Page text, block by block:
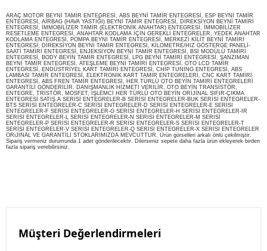
ARAÇ MOTOR BEYNİ TAMİR ENTEGRESİ, ABS BEYNİ TAMİR ENTEGRESİ, ESP BEYNİ TAMİR
ENTEGRESİ, AİRBAG (HAVA YASTIĞI) BEYNİ TAMİR ENTEGRESİ, DİREKSİYON BEYNİ TAMİRİ
ENTEGRESİ, İMMOBİLİZER TAMİR (ELEKTRONİK ANAHTAR) ENTEGRESİ, İMMOBİLİZER
RESETLEME ENTEGRESİ, ANAHTAR KODLAMA İÇİN GEREKLİ ENTEGRELER, YEDEK ANAHTAR
KODLAMA ENTEGRESİ, POMPA BEYNİ TAMİR ENTEGRESİ, MERKEZİ KİLİT BEYNİ TAMİRİ
ENTEGRESİ, DİREKSİYON BEYNİ TAMİR ENTEGRESİ, KİLOMETRE/HIZ GÖSTERGE PANELİ-
SAATİ TAMİRİ ENTEGRESİ, ENJEKSİYON BEYNİ TAMİR ENTEGRESİ, BSİ MODÜLÜ TAMİRİ
ENTEGRESİ, BODY BEYİN TAMİR ENTEGRESİ, LPG BEYNİ TAMİRİ ENTEGRESİ, ŞANZIMAN
BEYNİ TAMİR ENTEGRESİ, ATEŞLEME BEYNİ TAMİRİ ENTEGRESİ, OTO LCD TAMİR
ENTEGRESİ, ENDÜSTRİYEL KART TAMİRİ ENTEGRESİ, CHİP TUNİNG ENTEGRESİ, ABS
LAMBASI TAMİR ENTEGRESİ, ELEKTRONİK KART TAMİR ENTEGRELERİ, CNC KART TAMİRİ
ENTEGRESİ, ABS FREN TAMİR ENTEGRESİ, HER TÜRLÜ OTO BEYİN TAMİRİ ENTEGRELERİ
GARANTİLİ GÖNDERİLİR. DANIŞMANLIK HİZMETİ VERİLİR, OTO BEYİN TRANSİSTÖR,
ENTEGRE, TRİSTÖR, MOSFET, İŞLEMCİ HER TÜRLÜ OTO BEYİN ORİJİNAL SIFIR-ÇIKMA
ENTEGRESİ SATIŞ.A SERİSİ ENTEGRELER-B SERİSİ ENTEGRELER-BUK SERİSİ ENTEGRELER-
BTS SERİSİ ENTEGRELER-C SERİSİ ENTEGRELER-D SERİSİ ENTEGRELER-E SERİSİ
ENTEGRELER-F SERİSİ ENTEGRELER-G SERİSİ ENTEGRELER-H SERİSİ ENTEGRELER-IR
SERİSİ ENTEGRELER-L SERİSİ ENTEGRELER-N SERİSİ ENTEGRELER-M SERİSİ
ENTEGRELER-P SERİSİ ENTEGRELER-R SERİSİ ENTEGRELER-S SERİSİ ENTEGRELER-T
SERİSİ ENTEGRELER-V SERİSİ ENTEGRELER-Q SERİSİ ENTEGRELER-X SERİSİ ENTEGRELER
ORiJİNAL VE GARANTİLİ STOKLARIMIZDA MEVCUTTUR. Ürün görselleri arkalı önlü çekilmiştir.
Sipariş vermeniz durumunda 1 adet gönderilecektir. Dilerseniz sepete daha fazla ürün ekleyerek birden
fazla sipariş verebilirsiniz.
Müşteri Değerlendirmeleri